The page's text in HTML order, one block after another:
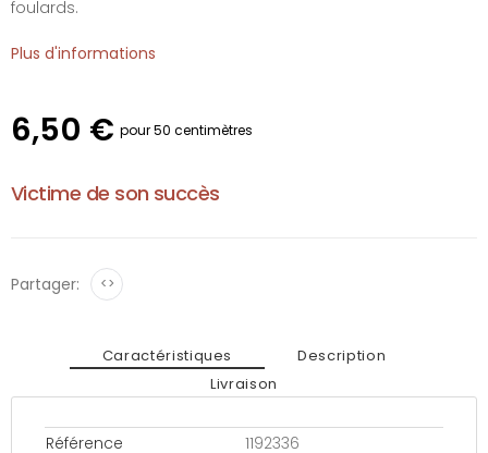
foulards.
Plus d'informations
6,50 € pour 50 centimètres
Victime de son succès
Partager: <>
Caractéristiques
Description
Livraison
Référence
1192336